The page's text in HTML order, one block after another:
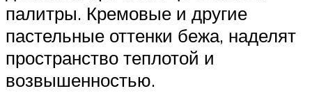
палитры. Кремовые и другие
пастельные оттенки бежа, наделят
пространство теплотой и
возвышенностью.